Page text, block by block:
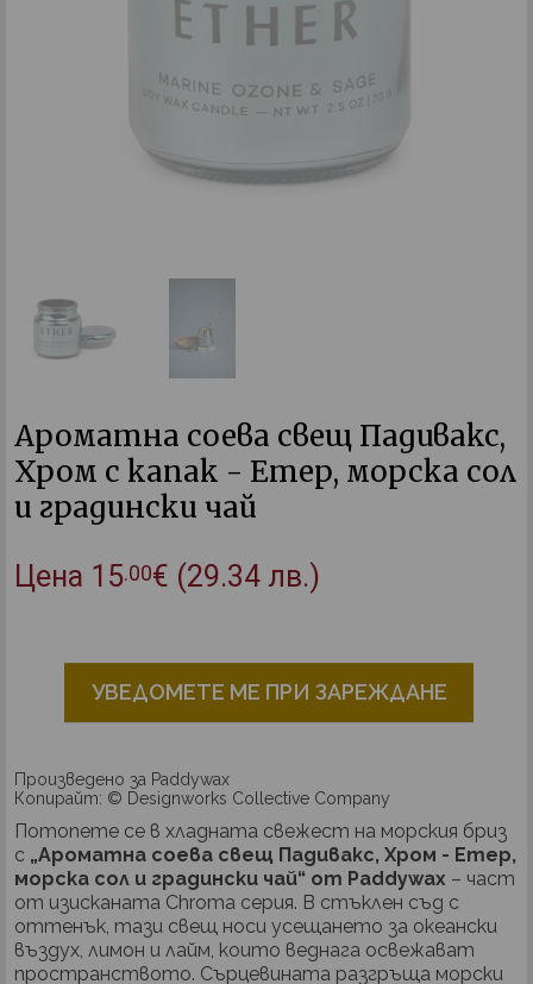
Ароматна соева свещ Падивакс,
Хром с капак - Етер, морска сол
и градински чай
Цена 15.00€ (29.34 лв.)
УВЕДОМЕТЕ МЕ ПРИ ЗАРЕЖДАНЕ
Произведено за Paddywax
Копирайт: © Designworks Collective Company
Потопете се в хладната свежест на морския бриз
с „Ароматна соева свещ Падивакс, Хром - Етер,
морска сол и градински чай“ от Paddywax – част
от изисканата Chroma серия. В стъклен съд с
оттенък, тази свещ носи усещането за океански
въздух, лимон и лайм, които веднага освежават
пространството. Сърцевината разгръща морски